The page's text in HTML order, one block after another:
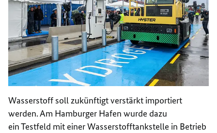
Wasserstoff soll zukünftigt verstärkt importiert
werden. Am Hamburger Hafen wurde dazu
ein Testfeld mit einer Wasserstofftankstelle in Betrieb